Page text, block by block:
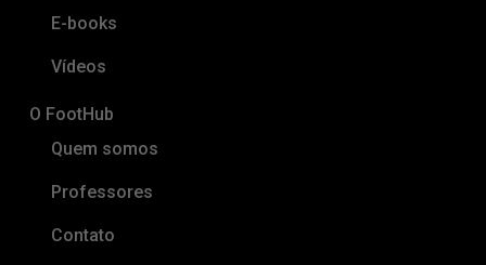
E-books
Vídeos
O FootHub
Quem somos
Professores
Contato